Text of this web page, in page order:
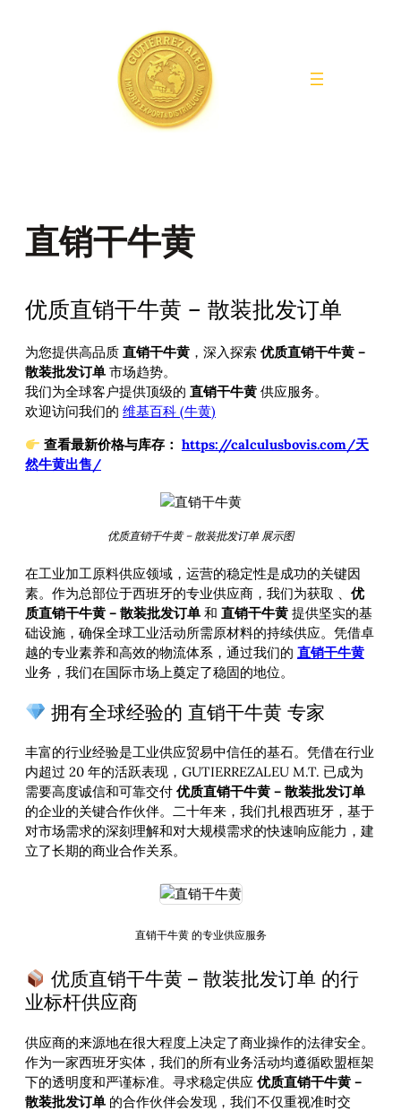
直销干牛黄
优质直销干牛黄 – 散装批发订单
为您提供高品质 直销干牛黄 ，深入探索 优质直销干牛黄 –
散装批发订单 市场趋势。
我们为全球客户提供顶级的 直销干牛黄 供应服务。
欢迎访问我们的 维基百科 (牛黄)
查看最新价格与库存： https://calculusbovis.com/天
然牛黄出售/
优质直销干牛黄 – 散装批发订单 展示图
在工业加工原料供应领域，运营的稳定性是成功的关键因
素。作为总部位于西班牙的专业供应商，我们为获取 、 优
质直销干牛黄 – 散装批发订单 和 直销干牛黄 提供坚实的基
础设施，确保全球工业活动所需原材料的持续供应。凭借卓
越的专业素养和高效的物流体系，通过我们的 直销干牛黄
业务，我们在国际市场上奠定了稳固的地位。
拥有全球经验的 直销干牛黄 专家
丰富的行业经验是工业供应贸易中信任的基石。凭借在行业
内超过 20 年的活跃表现，GUTIERREZALEU M.T. 已成为
需要高度诚信和可靠交付 优质直销干牛黄 – 散装批发订单
的企业的关键合作伙伴。二十年来，我们扎根西班牙，基于
对市场需求的深刻理解和对大规模需求的快速响应能力，建
立了长期的商业合作关系。
直销干牛黄 的专业供应服务
优质直销干牛黄 – 散装批发订单 的行
业标杆供应商
供应商的来源地在很大程度上决定了商业操作的法律安全。
作为一家西班牙实体，我们的所有业务活动均遵循欧盟框架
下的透明度和严谨标准。寻求稳定供应 优质直销干牛黄 –
散装批发订单 的合作伙伴会发现，我们不仅重视准时交